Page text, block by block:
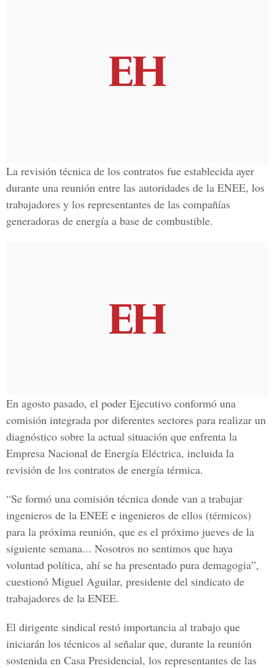
La revisión técnica de los contratos fue establecida ayer
durante una reunión entre las autoridades de la ENEE, los
trabajadores y los representantes de las compañías
generadoras de energía a base de combustible.
En agosto pasado, el poder Ejecutivo conformó una
comisión integrada por diferentes sectores para realizar un
diagnóstico sobre la actual situación que enfrenta la
Empresa Nacional de Energía Eléctrica, incluida la
revisión de los contratos de energía térmica.
“Se formó una comisión técnica donde van a trabajar
ingenieros de la ENEE e ingenieros de ellos (térmicos)
para la próxima reunión, que es el próximo jueves de la
siguiente semana... Nosotros no sentimos que haya
voluntad política, ahí se ha presentado pura demagogia”,
cuestionó Miguel Aguilar, presidente del sindicato de
trabajadores de la ENEE.
El dirigente sindical restó importancia al trabajo que
iniciarán los técnicos al señalar que, durante la reunión
sostenida en Casa Presidencial, los representantes de las